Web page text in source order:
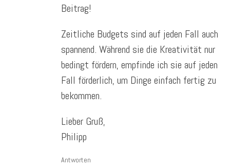
Beitrag!
Zeitliche Budgets sind auf jeden Fall auch
spannend. Während sie die Kreativität nur
bedingt fördern, empfinde ich sie auf jeden
Fall förderlich, um Dinge einfach fertig zu
bekommen.
Lieber Gruß,
Philipp
Antworten